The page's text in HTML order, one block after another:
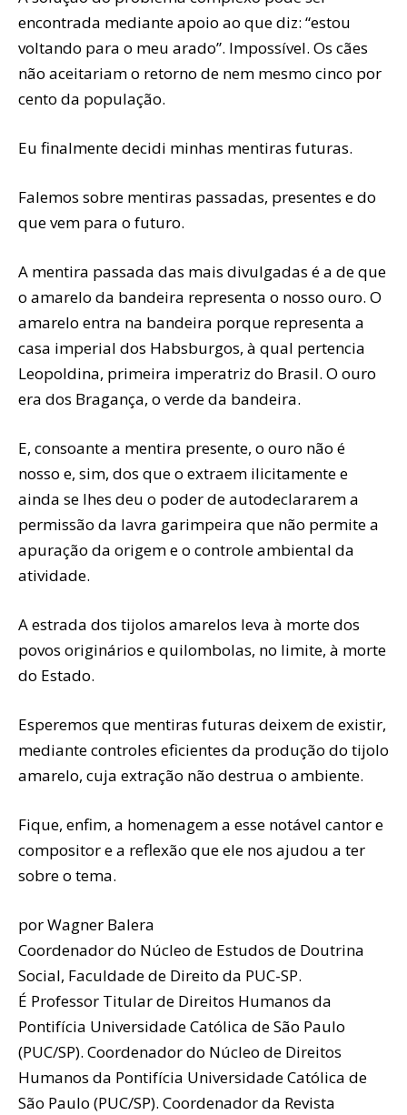
encontrada mediante apoio ao que diz: “estou
voltando para o meu arado”. Impossível. Os cães
não aceitariam o retorno de nem mesmo cinco por
cento da população.
Eu finalmente decidi minhas mentiras futuras.
Falemos sobre mentiras passadas, presentes e do
que vem para o futuro.
A mentira passada das mais divulgadas é a de que
o amarelo da bandeira representa o nosso ouro. O
amarelo entra na bandeira porque representa a
casa imperial dos Habsburgos, à qual pertencia
Leopoldina, primeira imperatriz do Brasil. O ouro
era dos Bragança, o verde da bandeira.
E, consoante a mentira presente, o ouro não é
nosso e, sim, dos que o extraem ilicitamente e
ainda se lhes deu o poder de autodeclararem a
permissão da lavra garimpeira que não permite a
apuração da origem e o controle ambiental da
atividade.
A estrada dos tijolos amarelos leva à morte dos
povos originários e quilombolas, no limite, à morte
do Estado.
Esperemos que mentiras futuras deixem de existir,
mediante controles eficientes da produção do tijolo
amarelo, cuja extração não destrua o ambiente.
Fique, enfim, a homenagem a esse notável cantor e
compositor e a reflexão que ele nos ajudou a ter
sobre o tema.
por Wagner Balera
Coordenador do Núcleo de Estudos de Doutrina
Social, Faculdade de Direito da PUC-SP.
É Professor Titular de Direitos Humanos da
Pontifícia Universidade Católica de São Paulo
(PUC/SP). Coordenador do Núcleo de Direitos
Humanos da Pontifícia Universidade Católica de
São Paulo (PUC/SP). Coordenador da Revista